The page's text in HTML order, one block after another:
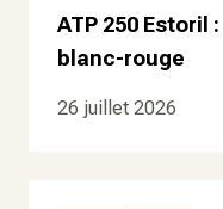
ATP 250 Estoril
blanc-rouge
26 juillet 2026